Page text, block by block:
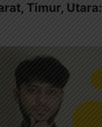
Timur, Utara: